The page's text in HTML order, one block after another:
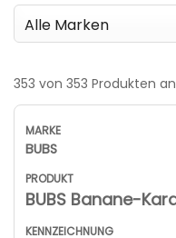
353 von 353 Produkten
BUBS
BUBS Banane-